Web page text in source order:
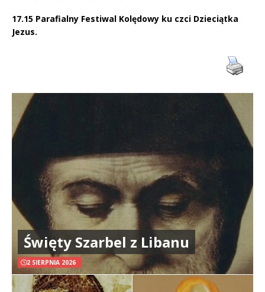
17.15 Parafialny Festiwal Kolędowy ku czci Dzieciątka
Jezus.
Święty Szarbel z Libanu
2 SIERPNIA 2026